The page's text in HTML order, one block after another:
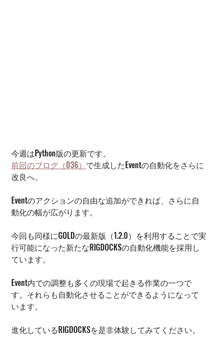
今週はPython版の更新です。
前回のブログ（036） で生成したEventの自動化をさらに
改良へ。
Eventのアクションの自由な追加ができれば、さらに自
動化の幅が広がります。
今回も同様にGOLDの最新版（1.2.0）を利用することで実
行可能になった新たなRIGDOCKSの自動化機能を採用し
ています。
Event内での調整も多くの現場で起きる作業の一つで
す。それらも自動化させることができるようになって
います。
進化しているRIGDOCKSを是非体験してみてください。